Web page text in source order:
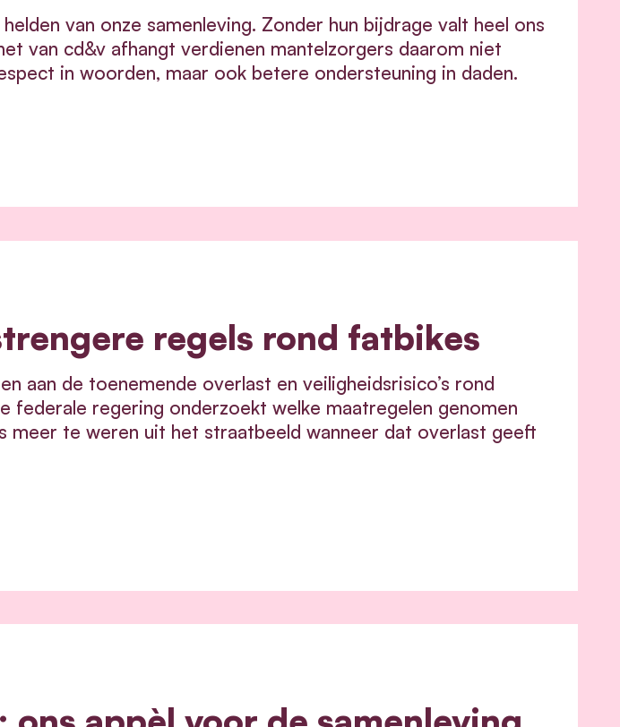
van onze samenleving. Zonder hun bijdrage valt heel ons
van cd&v afhangt verdienen mantelzorgers daarom niet
in woorden, maar ook betere ondersteuning in daden.
regels rond fatbikes
aan de toenemende overlast en veiligheidsrisico’s rond
federale regering onderzoekt welke maatregelen genomen
meer te weren uit het straatbeeld wanneer dat overlast geeft